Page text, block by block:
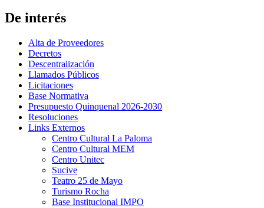
De interés
Alta de Proveedores
Decretos
Descentralización
Llamados Públicos
Licitaciones
Base Normativa
Presupuesto Quinquenal 2026-2030
Resoluciones
Links Externos
Centro Cultural La Paloma
Centro Cultural MEM
Centro Unitec
Sucive
Teatro 25 de Mayo
Turismo Rocha
Base Institucional IMPO